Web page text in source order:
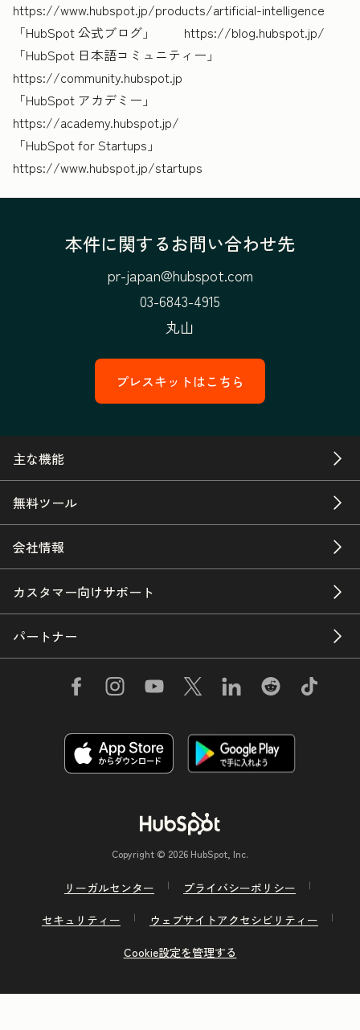
https://www.hubspot.jp/products/artificial-intelligence
「HubSpot 公式ブログ」 https://blog.hubspot.jp/
「HubSpot 日本語コミュニティー」
https://community.hubspot.jp
「HubSpot アカデミー」
https://academy.hubspot.jp/
「HubSpot for Startups」
https://www.hubspot.jp/startups
本件に関するお問い合わせ先
pr-japan@hubspot.com
03-6843-4915
丸山
プレスキットはこちら
主な機能
無料ツール
会社情報
カスタマー向けサポート
パートナー
Copyright © 2026 HubSpot, Inc.
リーガルセンター
プライバシーポリシー
セキュリティー
ウェブサイトアクセシビリティー
Cookie設定を管理する